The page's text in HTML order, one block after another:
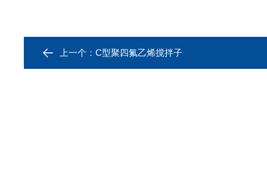
上一个： C型聚四氟乙烯搅拌子